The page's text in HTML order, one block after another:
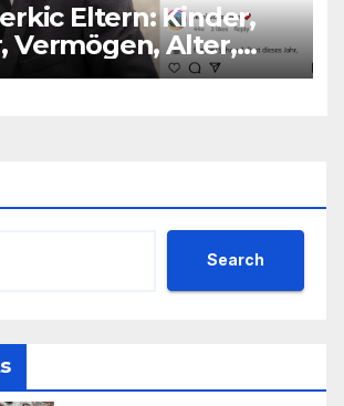
Eltern: Kinder,
Vermögen, Alter,
Search